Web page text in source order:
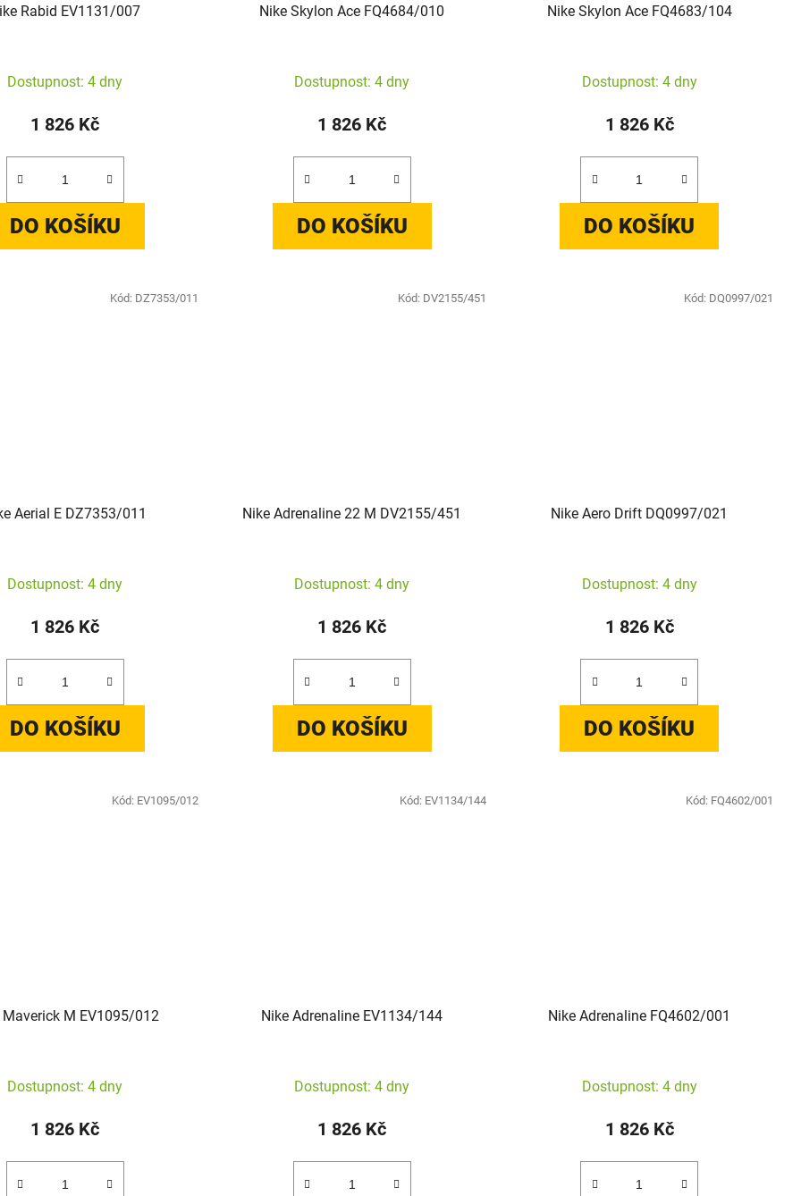
Rabid EV1131/007
Dostupnost: 4 dny
1 826 Kč
DO KOŠÍKU
Nike Skylon Ace FQ4684/010
Dostupnost: 4 dny
1 826 Kč
DO KOŠÍKU
Nike Skylon Ace FQ4683/104
Dostupnost: 4 dny
1 826 Kč
DO KOŠÍKU
Aerial E DZ7353/011
Dostupnost: 4 dny
1 826 Kč
DO KOŠÍKU
Kód: DZ7353/011
Nike Adrenaline 22 M DV2155/451
Dostupnost: 4 dny
1 826 Kč
DO KOŠÍKU
Kód: DV2155/451
Nike Aero Drift DQ0997/021
Dostupnost: 4 dny
1 826 Kč
DO KOŠÍKU
Kód: DQ0997/021
Maverick M EV1095/012
Dostupnost: 4 dny
1 826 Kč
Kód: EV1095/012
Nike Adrenaline EV1134/144
Dostupnost: 4 dny
1 826 Kč
Kód: EV1134/144
Nike Adrenaline FQ4602/001
Dostupnost: 4 dny
1 826 Kč
Kód: FQ4602/001